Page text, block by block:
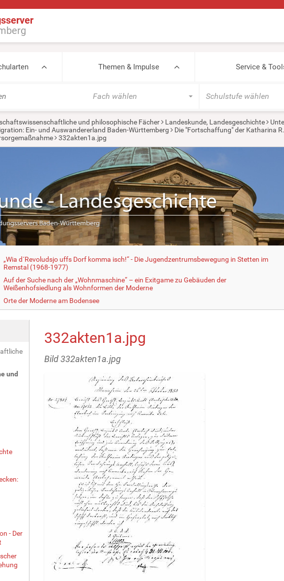
Themen & Impulse Service &
Fach wählen Schulstufe wählen
und philosophische Fächer Landeskunde, Landesgeschichte
Ein- und Auswandererland Baden-Württemberg
Die "Fortschaffung" der Katharina
332akten1a.jpg
„Wia d´Revoludsjo uffs Dorf komma isch!“ - Die Jugendzentrumsbewegung in Stetten im
Remstal (1968-1977)
Auf der Suche nach der „Wohnmaschine“ – ein Exitgame zu Gebäuden der
Weißenhofsiedlung als Wohnformen der Moderne
Orte der Moderne am Bodensee
und
- Der
332akten1a.jpg
Bild 332akten1a.jpg